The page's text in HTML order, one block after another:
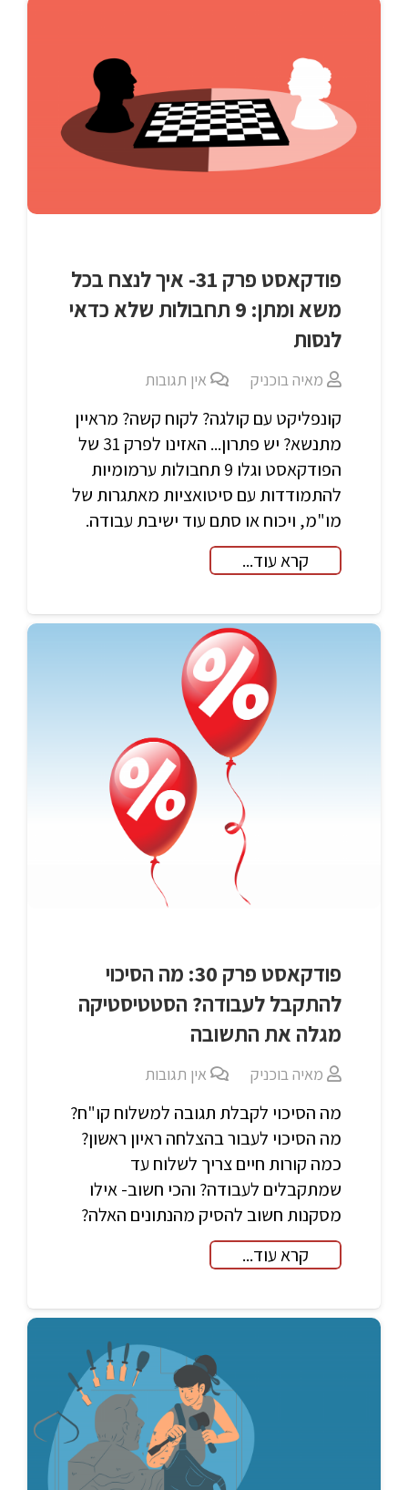
פודקאסט פרק 31- איך לנצח בכל
משא ומתן: 9 תחבולות שלא כדאי
לנסות
מאיה בוכניק אין תגובות
קונפליקט עם קולגה? לקוח קשה? מראיין
מתנשא? יש פתרון... האזינו לפרק 31 של
הפודקאסט וגלו 9 תחבולות ערמומיות
להתמודדות עם סיטואציות מאתגרות של
מו"מ, ויכוח או סתם עוד ישיבת עבודה.
קרא עוד...
פודקאסט פרק 30: מה הסיכוי
להתקבל לעבודה? הסטטיסטיקה
מגלה את התשובה
מאיה בוכניק אין תגובות
מה הסיכוי לקבלת תגובה למשלוח קו"ח?
מה הסיכוי לעבור בהצלחה ראיון ראשון?
כמה קורות חיים צריך לשלוח עד
שמתקבלים לעבודה? והכי חשוב- אילו
מסקנות חשוב להסיק מהנתונים האלה?
קרא עוד...